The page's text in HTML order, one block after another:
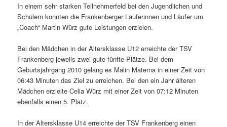
In einem sehr starken Teilnehmerfeld bei den Jugendlichen und
Schülern konnten die Frankenberger Läuferinnen und Läufer um
„Coach“ Martin Würz gute Leistungen erzielen.
Bei den Mädchen in der Altersklasse U12 erreichte der TSV
Frankenberg jeweils zwei gute fünfte Plätze. Bei dem
Geburtsjahrgang 2010 gelang es Malin Materna in einer Zeit von
06:43 Minuten das Ziel zu erreichen. Bei den ein Jahr älteren
Mädchen erzielte Celia Würz mit einer Zeit von 07:12 Minuten
ebenfalls einen 5. Platz.
In der Altersklasse U14 erreichte der TSV Frankenberg einen